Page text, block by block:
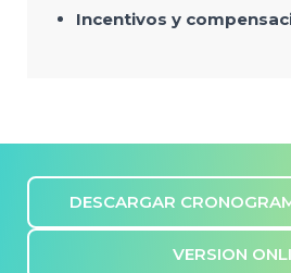
Incentivos y
DESCARGAR
VERSION